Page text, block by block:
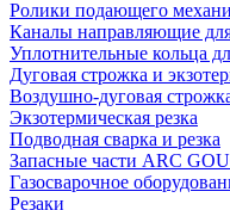
Ролики подающего
Каналы направляющие для
Уплотнительные кольца
Дуговая строжка и
Воздушно-дуговая
Экзотермическая резка
Подводная сварка и резка
Запасные части ARC
Газосварочное
Резаки